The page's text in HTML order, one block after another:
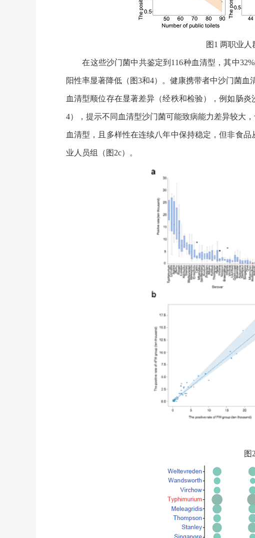
图1 两职业人群沙门菌阳性率与
在这些沙门菌中共鉴定到116种血清型，其中32%
阳性率显著降低（图3和4）。健康携带者中沙门菌
血清型顺位存在显著差异（经秩和检验），例如肠
4），提示不同血清型沙门菌可能致病能力差异较大
血清型，且多样性在连续八年中保持稳定，但非食
业人员组（图2c）。
图2 沙门血清型阳性